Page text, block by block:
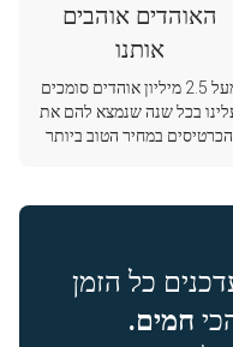
האוהדים אוהבים
אותנו
מעל 2.5 מיליון אוהדים סומכים
בכל שנה שנמצא להם את
הכרטיסים במחיר הטוב ביותר
כל הזמן
חמים.